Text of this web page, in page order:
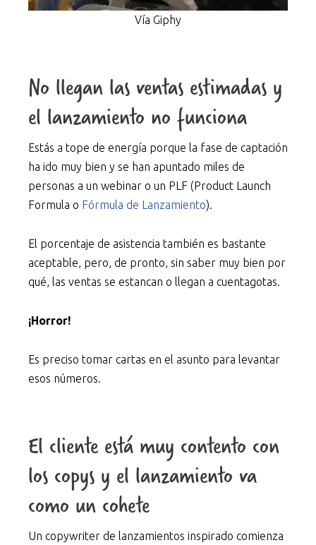
Vía Giphy
No llegan las ventas estimadas y
el lanzamiento no funciona
Estás a tope de energía porque la fase de captación
ha ido muy bien y se han apuntado miles de
personas a un webinar o un PLF (Product Launch
Formula o Fórmula de Lanzamiento).
El porcentaje de asistencia también es bastante
aceptable, pero, de pronto, sin saber muy bien por
qué, las ventas se estancan o llegan a cuentagotas.
¡Horror!
Es preciso tomar cartas en el asunto para levantar
esos números.
El cliente está muy contento con
los copys y el lanzamiento va
como un cohete
Un copywriter de lanzamientos inspirado comienza